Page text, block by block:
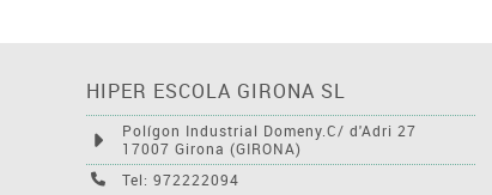
HIPER ESCOLA GIRONA SL
Polígon Industrial Domeny.C/ d'Adri 27
17007 Girona (GIRONA)
Tel: 972222094